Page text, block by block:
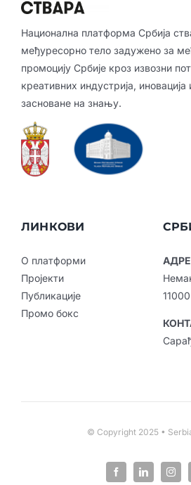
Национална платформа Србија
међуресорно тело задужено за
промоцију Србије кроз извозни
креативних индустрија, иновација
засноване на знању.
ЛИНКОВИ
О платформи
Пројекти
Публикације
Промо бокс
© Copyright 2025 •